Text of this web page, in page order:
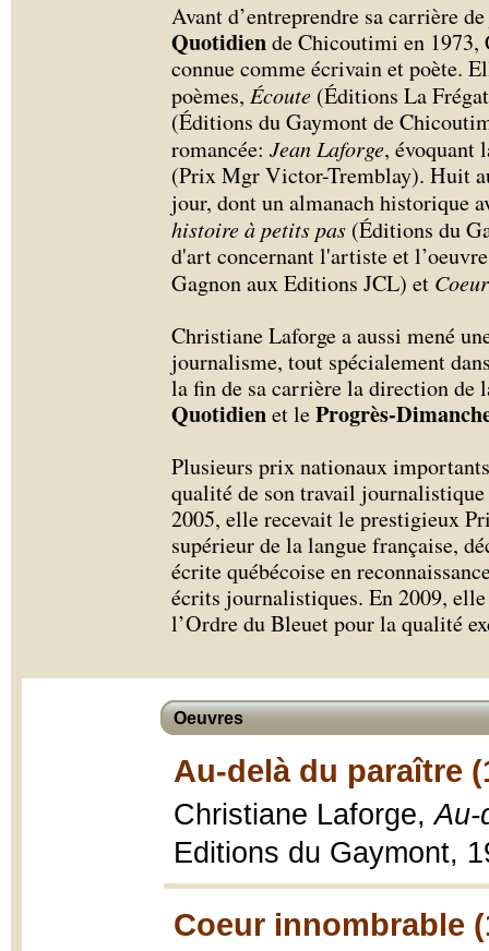
Avant d’entreprendre sa carrière
Quotidiende Chicoutimi en 1973,
connue comme écrivain et poète.
poèmes, Écoute (Éditions La
(Éditions du Gaymont de
romancée: Jean Laforge, évoquant
(Prix Mgr Victor-Tremblay). Huit
jour, dont un almanach historique
histoire à petits pas (Éditions du
d'art concernant l'artiste et
Gagnon aux Editions JCL) et
Christiane Laforge a aussi mené
journalisme, tout spécialement
la fin de sa carrière la direction de
Quotidienet leProgrès-
Plusieurs prix nationaux
qualité de son travail
2005, elle recevait le prestigieux
supérieur de la langue française,
écrite québécoise en
écrits journalistiques. En 2009,
l’Ordre du Bleuet pour la qualité
Oeuvres
Au-delà du paraître
Christiane Laforge,Au-
Editions du Gaymont,
Coeur innombrable